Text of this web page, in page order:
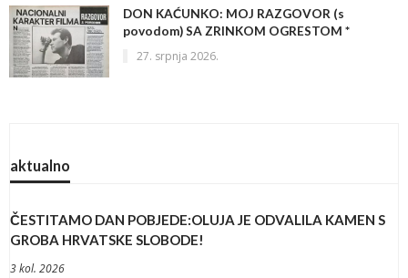
DON KAĆUNKO: MOJ RAZGOVOR (s
povodom) SA ZRINKOM OGRESTOM *
27. srpnja 2026.
aktualno
ČESTITAMO DAN POBJEDE:OLUJA JE ODVALILA KAMEN S
GROBA HRVATSKE SLOBODE!
3 kol. 2026